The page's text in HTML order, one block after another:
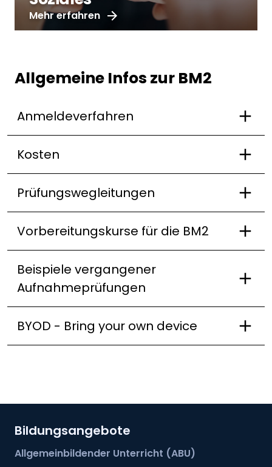
Mehr erfahren
Allgemeine Infos zur BM2
Anmeldeverfahren
Kosten
Prüfungswegleitungen
Vorbereitungskurse für die BM2
Der EA-Kurs wird über zwei Jahren während
der Ausbildung besucht. Wer hier die
Promotionen erfüllt, wird prüfungsfrei zur BM2
gedacht, welche die Aufnahmeprüfung
darauf vorzubereiten.
Beispiele vergangener
Aufnahmeprüfungen
BYOD - Bring your own device
Bildungsangebote
Allgemeinbildender Unterricht (ABU)